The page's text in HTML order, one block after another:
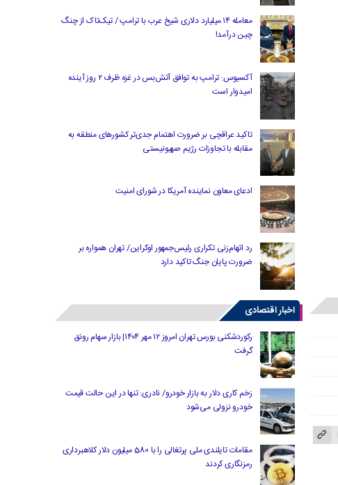
معامله ۱۴ میلیارد دلاری شیخ عرب با ترامپ / تیک‌تاک از چنگ
چین درآمد!
آکسیوس: ترامپ به توافق آتش‌بس در غزه ظرف ۲ روز آینده
امیدوار است
تاکید عراقچی بر ضرورت اهتمام جدی‌تر کشورهای منطقه به
مقابله با تجاوزات رژیم صهیونیستی
ادعای معاون نماینده آمریکا در شورای امنیت
رد اتهام‌زنی تکراری رئیس‌جمهور اوکراین/ تهران همواره بر
ضرورت پایان جنگ تاکید دارد
اخبار اقتصادی
رکوردشکنی بورس تهران امروز ۱۲ مهر ۱۴۰۴| بازار سهام رونق
گرفت
زخم کاری دلار به بازار خودرو/ نادری: تنها در این حالت قیمت
خودرو نزولی می‌شود
مقامات تایلندی ملی پرتغالی را با 580 میلیون دلار کلاهبرداری
رمزنگاری کردند